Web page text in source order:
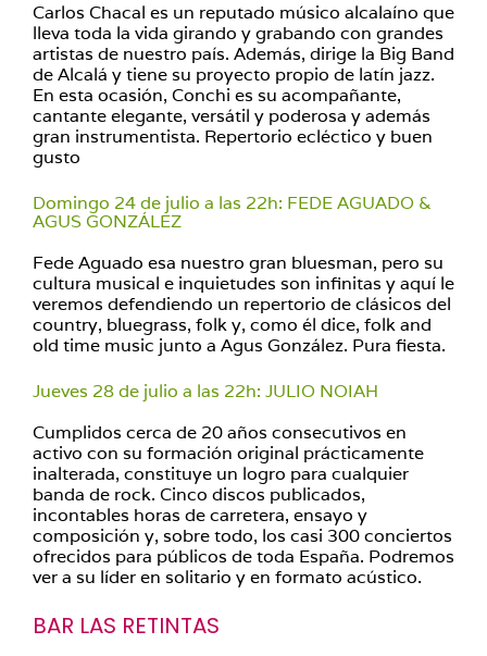
Carlos Chacal es un reputado músico alcalaíno que
lleva toda la vida girando y grabando con grandes
artistas de nuestro país. Además, dirige la Big Band
de Alcalá y tiene su proyecto propio de latín jazz.
En esta ocasión, Conchi es su acompañante,
cantante elegante, versátil y poderosa y además
gran instrumentista. Repertorio ecléctico y buen
gusto
Domingo 24 de julio a las 22h: FEDE AGUADO &
AGUS GONZÁLEZ
Fede Aguado esa nuestro gran bluesman, pero su
cultura musical e inquietudes son infinitas y aquí le
veremos defendiendo un repertorio de clásicos del
country, bluegrass, folk y, como él dice, folk and
old time music junto a Agus González. Pura fiesta.
Jueves 28 de julio a las 22h: JULIO NOIAH
Cumplidos cerca de 20 años consecutivos en
activo con su formación original prácticamente
inalterada, constituye un logro para cualquier
banda de rock. Cinco discos publicados,
incontables horas de carretera, ensayo y
composición y, sobre todo, los casi 300 conciertos
ofrecidos para públicos de toda España. Podremos
ver a su líder en solitario y en formato acústico.
BAR LAS RETINTAS